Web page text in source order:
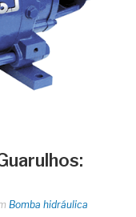
Bomba hidráulica